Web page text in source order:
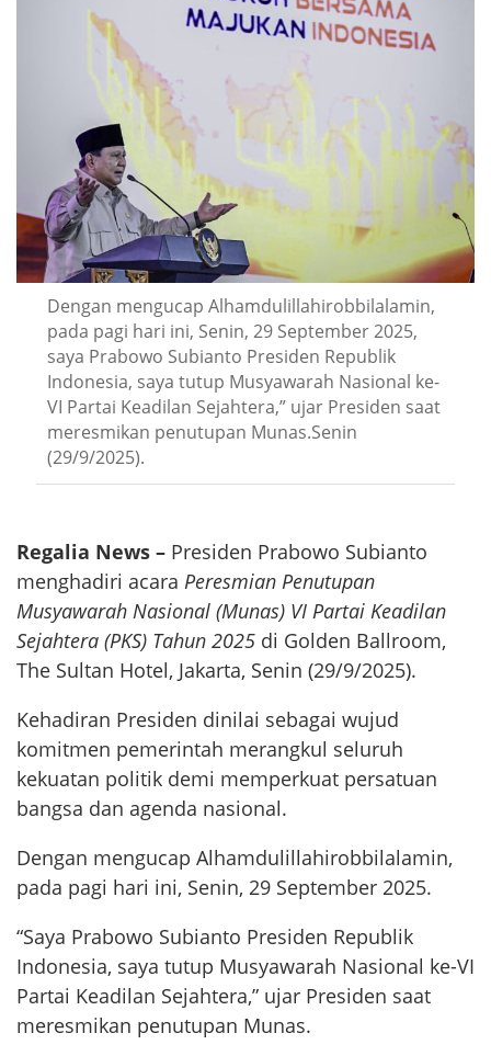
Dengan mengucap Alhamdulillahirobbilalamin,
pada pagi hari ini, Senin, 29 September 2025,
saya Prabowo Subianto Presiden Republik
Indonesia, saya tutup Musyawarah Nasional ke-
VI Partai Keadilan Sejahtera,” ujar Presiden saat
meresmikan penutupan Munas.Senin
(29/9/2025).
Regalia News – Presiden Prabowo Subianto
menghadiri acara Peresmian Penutupan
Musyawarah Nasional (Munas) VI Partai Keadilan
Sejahtera (PKS) Tahun 2025 di Golden Ballroom,
The Sultan Hotel, Jakarta, Senin (29/9/2025).
Kehadiran Presiden dinilai sebagai wujud
komitmen pemerintah merangkul seluruh
kekuatan politik demi memperkuat persatuan
bangsa dan agenda nasional.
Dengan mengucap Alhamdulillahirobbilalamin,
pada pagi hari ini, Senin, 29 September 2025.
“Saya Prabowo Subianto Presiden Republik
Indonesia, saya tutup Musyawarah Nasional ke-VI
Partai Keadilan Sejahtera,” ujar Presiden saat
meresmikan penutupan Munas.